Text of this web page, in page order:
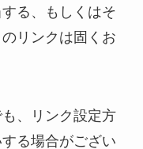
る、もしくはそ
リンクは固くお
、リンク設定方
る場合がござい